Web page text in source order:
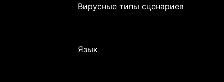
Вирусные типы сценариев
Язык